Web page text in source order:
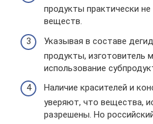
продукты практически
веществ.
Указывая в составе
продукты, изготовитель
использование
Наличие красителей и
уверяют, что вещества,
разрешены. Но